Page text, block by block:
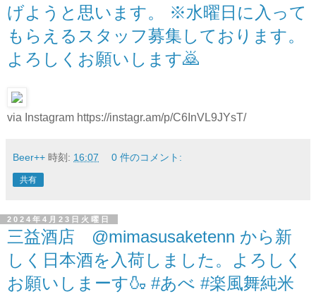
げようと思います。 ※水曜日に入って
もらえるスタッフ募集しております。
よろしくお願いします🙇
via Instagram https://instagr.am/p/C6InVL9JYsT/
Beer++ 時刻: 16:07 0 件のコメント:
共有
2024年4月23日火曜日
三益酒店 @mimasusaketenn から新
しく日本酒を入荷しました。よろしく
お願いしまーす🍶 #あべ #楽風舞純米